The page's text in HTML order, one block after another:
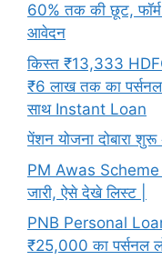
60% तक की छूट,
आवेदन
किस्त ₹13,333
₹6 लाख तक का
साथ Instant Loan
पेंशन योजना दोबारा
PM Awas Scheme
जारी, ऐसे देखे लिस्ट |
PNB Personal
₹25,000 का पर्सनल